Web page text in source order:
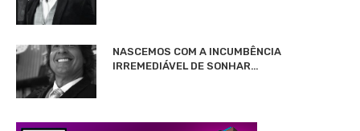
NASCEMOS COM A INCUMBÊNCIA
IRREMEDIÁVEL DE SONHAR…